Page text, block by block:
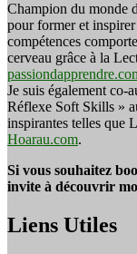
Champion du monde
pour former et
compétences
cerveau grâce à la
Je suis également co-
Réflexe Soft Skills »
inspirantes telles que
Hoarau.com.
Si vous souhaitez
invite à découvrir
Liens Utiles